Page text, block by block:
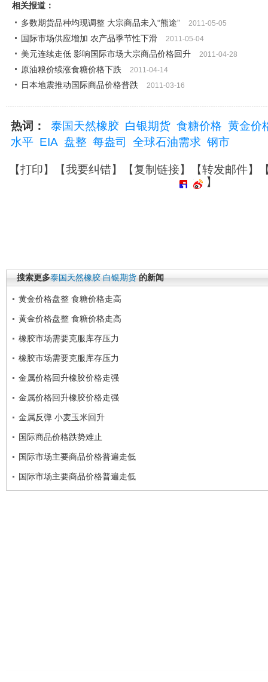
相关报道：
多数期货品种均现调整 大宗商品未入“熊途”
2011-05-05
国际市场供应增加 农产品季节性下滑 2011-05-04
美元连续走低 影响国际市场大宗商品价格回升 2011-04-28
原油粮价续涨食糖价格下跌 2011-04-14
日本地震推动国际商品价格普跌 2011-03-16
热词： 泰国天然橡胶 白银期货 食糖价格 黄金价
水平 EIA 盘整 每盎司 全球石油需求 钢市
【打印】【我要纠错】【复制链接】【转发邮件】
】
搜索更多泰国天然橡胶 白银期货 的新闻
黄金价格盘整 食糖价格走高
黄金价格盘整 食糖价格走高
橡胶市场需要克服库存压力
橡胶市场需要克服库存压力
金属价格回升橡胶价格走强
金属价格回升橡胶价格走强
金属反弹 小麦玉米回升
国际商品价格跌势难止
国际市场主要商品价格普遍走低
国际市场主要商品价格普遍走低